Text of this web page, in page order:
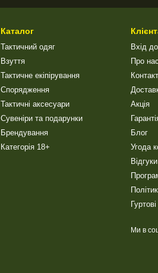
Каталог
Тактичний одяг
Взуття
Тактичне екіпірування
Спорядження
Тактичні аксесуари
Сувеніри та подарунки
Брендування
Категорія 18+
Вхід
Про нас
Акція
Блог
Угода
Відгуки
Ми в